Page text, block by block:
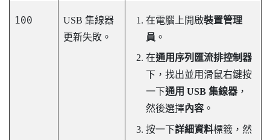
100
USB 集線器
更新失敗。
在電腦上開啟裝置管理
員 。
在通用序列匯流排控制器
下，找出並用滑鼠右鍵按
一下通用 USB 集線器，
然後選擇內容。
按一下詳細資料標籤，然